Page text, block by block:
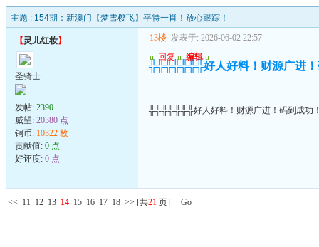
主题 : 154期：新澳门【梦雪樱飞】平特一肖！放心跟踪！
【灵儿红妆】
圣骑士
发帖: 2390
威望: 20380 点
铜币: 10322 枚
贡献值: 0 点
好评度: 0 点
13楼 发表于: 2026-06-02 22:57
u 回复 u 编辑 u
╬╬╬╬╬╬╬好人好料！财源广进！
╬╬╬╬╬╬╬好人好料！财源广进！码到成功
<< 11 12 13 14 15 16 17 18 >> [共21 页] Go